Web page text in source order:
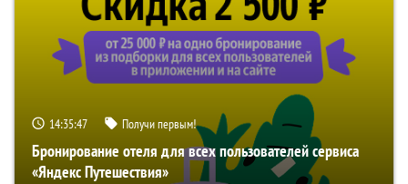
14:35:46 Получи первым!
Бронирование отеля для всех пользователей сервиса
«Яндекс Путешествия»